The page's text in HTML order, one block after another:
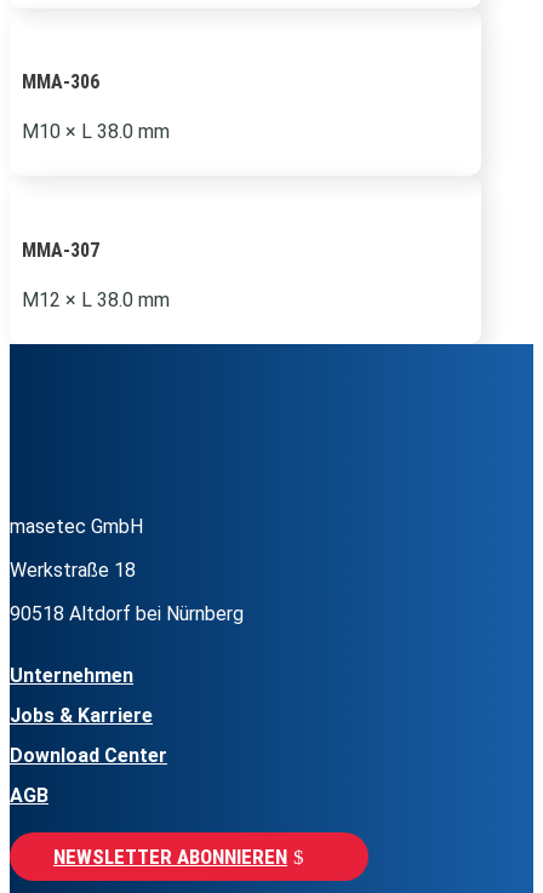
MMA-306
M10 × L 38.0 mm
MMA-307
M12 × L 38.0 mm
masetec GmbH
Werkstraße 18
90518 Altdorf bei Nürnberg
Unternehmen
Jobs & Karriere
Download Center
AGB
NEWSLETTER ABONNIEREN